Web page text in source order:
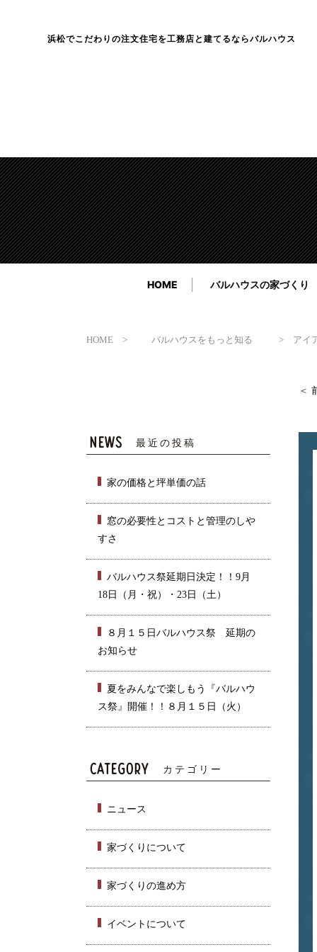
浜松でこだわりの注文住宅を工務店と建てるならバルハウス
HOME バルハウスの家づくり
HOME バルハウスをもっと知る アイ
最近の投稿
家の価格と坪単価の話
窓の必要性とコストと管理のしや
すさ
バルハウス祭延期日決定！！9月
18日（月・祝）・23日（土）
８月１５日バルハウス祭 延期の
お知らせ
夏をみんなで楽しもう『バルハウ
ス祭』開催！！８月１５日（火）
カテゴリー
ニュース
家づくりについて
家づくりの進め方
イベントについて